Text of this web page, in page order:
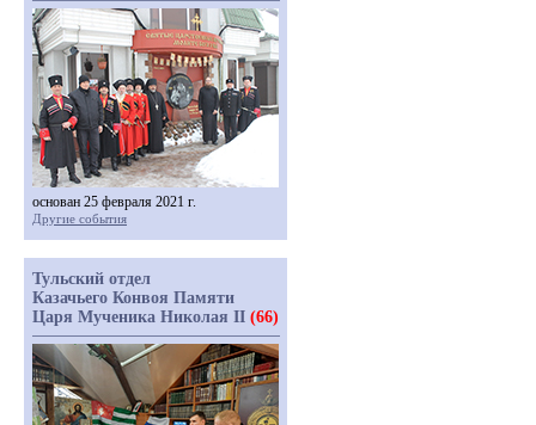
основан 25 февраля 2021 г.
Другие события
Тульский отдел
Казачьего Конвоя Памяти
Царя Мученика Николая II (66)